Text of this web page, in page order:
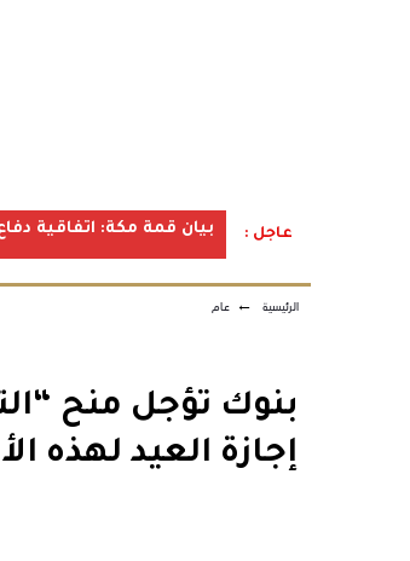
عاجل : بيان قمة مكة: اتفاقية
الرئيسية ← عام
بنوك تؤجل منح
إجازة العيد لهذه